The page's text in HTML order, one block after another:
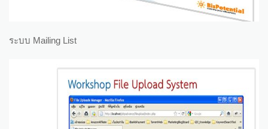
ระบบ Mailing List